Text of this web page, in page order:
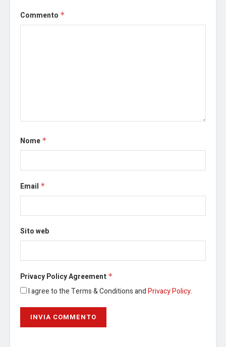
Commento *
Nome *
Email *
Sito web
Privacy Policy Agreement *
I agree to the Terms & Conditions andPrivacy Policy.